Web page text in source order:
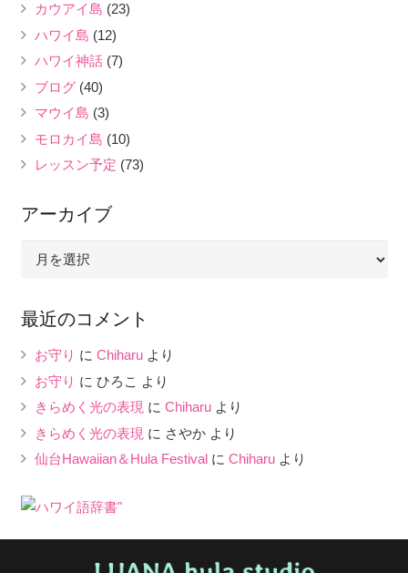
カウアイ島 (23)
ハワイ島 (12)
ハワイ神話(7)
ブログ(40)
マウイ島 (3)
モロカイ島 (10)
レッスン予定 (73)
アーカイブ
イ
最近のコメント
お守り に Chiharuより
お守り に ひろこ より
きらめく光の表現 に Chiharuより
きらめく光の表現 に さやかより
仙台Hawaiian＆Hula Festivalに Chiharuより